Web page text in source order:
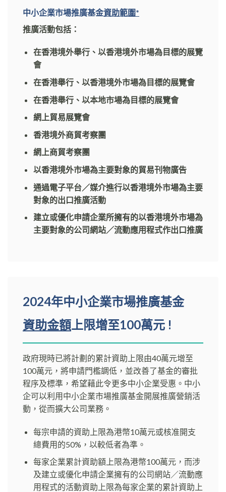
中小企業市場推廣基金資助範圍*
推廣活動包括：
在香港境外舉行、以香港境外市場為目標的展覽
會
在香港舉行、以香港境外市場為目標的展覽會
在香港舉行、以本地市場為目標的展覽會
網上貿易展覽會
香港境外商貿考察團
網上商貿考察團
以香港境外市場為主要對象的貿易刊物廣告
通過電子平台／媒介進行以香港境外市場為主要
對象的出口推廣活動
建立或優化申請企業所擁有的以香港境外市場為
主要對象的公司網站／流動應用程式作出口推廣
2024年中小企業市場推廣基金
資助金額上限增至100萬元 !
政府現時已將計劃的累計資助上限由40萬元增至
100萬元，將申請門檻調低，並改善了基金的審批
程序及標準，希望藉此令更多中小企業受惠。中小
企可以利用中小企業市場推廣基金開展推廣營銷活
動，從而擴大公司業務。
每宗申請的資助上限為港幣10萬元或核准開支
總費用的50%，以較低者為準。
每家企業累計資助額上限為港幣100萬元，而涉
及建立或優化申請企業擁有的公司網站／流動應
用程式的活動資助上限為每家企業的累計資助上